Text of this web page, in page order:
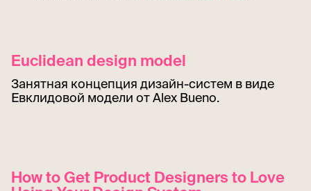
Euclidean design model
Занятная концепция дизайн-систем в виде
Евклидовой модели от Alex Bueno.
How to Get Product Designers to Love